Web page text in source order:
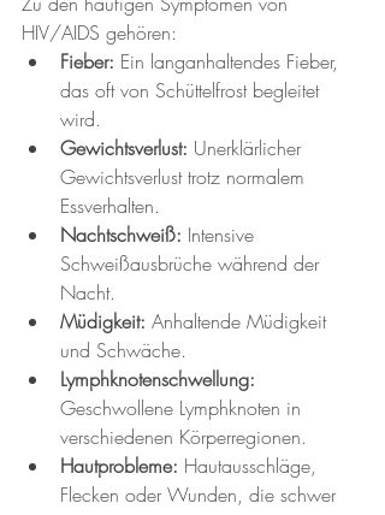
HIV/AIDS gehören:
Fieber: Ein langanhaltendes Fieber,
das oft von Schüttelfrost begleitet
wird.
Gewichtsverlust: Unerklärlicher
Gewichtsverlust trotz normalem
Essverhalten.
Nachtschweiß: Intensive
Schweißausbrüche während der
Nacht.
Müdigkeit: Anhaltende Müdigkeit
und Schwäche.
Lymphknotenschwellung:
Geschwollene Lymphknoten in
verschiedenen Körperregionen.
Hautprobleme: Hautausschläge,
Flecken oder Wunden, die schwer